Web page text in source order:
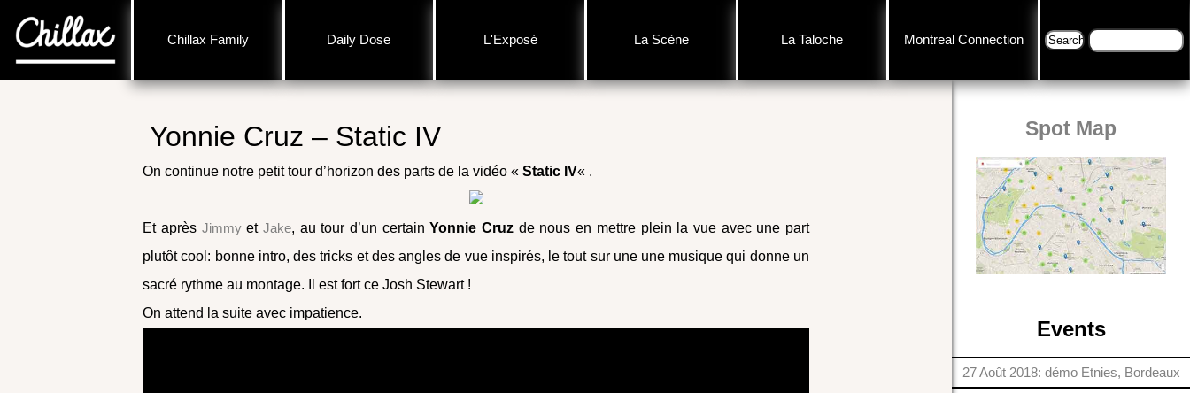
Chillax Family Daily Dose L'Exposé La Scène La Taloche Montreal Connection
Yonnie Cruz – Static IV
On continue notre petit tour d’horizon des parts de la vidéo «Static IV« .
Et après JimmyetJake, au tour d’un certainYonnie Cruz de nous en mettre plein la vue avec une part
plutôt cool: bonne intro, des tricks et des angles de vue inspirés, le tout sur une une musique qui donne un
sacré rythme au montage. Il est fort ce Josh Stewart !
On attend la suite avec impatience.
Spot Map
Events
27 Août 2018: démo Etnies, Bordeaux